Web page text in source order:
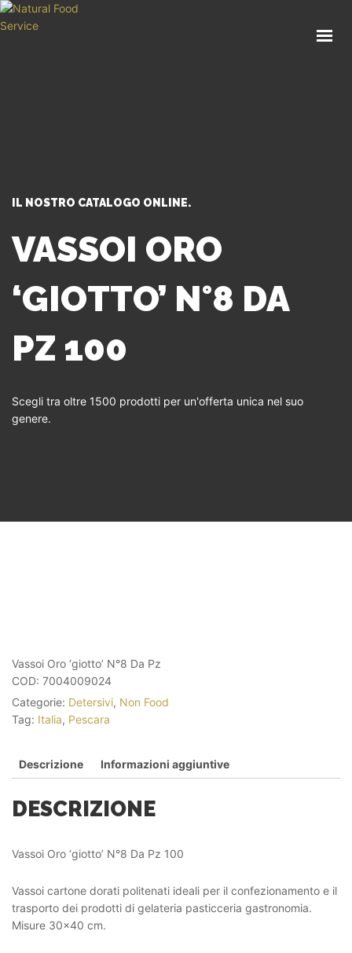
IL NOSTRO CATALOGO ONLINE.
VASSOI ORO
‘GIOTTO’ N°8 DA
PZ 100
Scegli tra oltre 1500 prodotti per un'offerta unica nel suo
genere.
Vassoi Oro ‘giotto’ N°8 Da Pz
COD: 7004009024
Categorie: Detersivi, Non Food
Tag: Italia, Pescara
Descrizione Informazioni aggiuntive
DESCRIZIONE
Vassoi Oro ‘giotto’ N°8 Da Pz 100
Vassoi cartone dorati politenati ideali per il confezionamento e il
trasporto dei prodotti di gelateria pasticceria gastronomia.
Misure 30×40 cm.